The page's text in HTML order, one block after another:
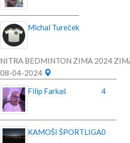
Michal Tureček
NITRA BEDMINTON ZIMA 2024
08-04-2024
Filip Farkaš
4
KAMOŠI ŠPORTLIGA0